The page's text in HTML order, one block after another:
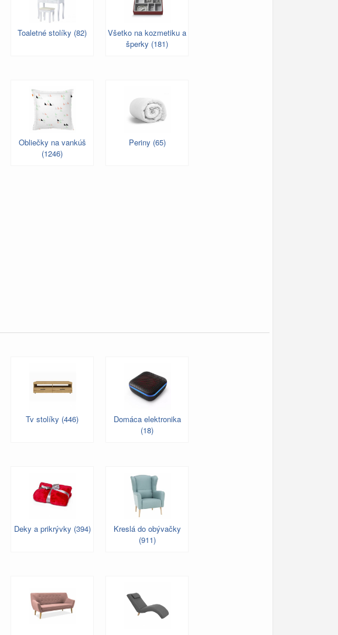
Toaletné stolíky (82)
Všetko na kozmetiku a
šperky (181)
Obliečky na vankúš
(1246)
Periny (65)
Tv stolíky (446)
Domáca elektronika
(18)
Deky a prikrývky (394)
Kreslá do obývačky
(911)